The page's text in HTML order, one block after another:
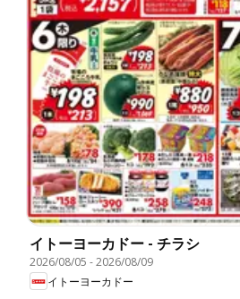
イトーヨーカドー - チラシ
2026/08/05 -2026/08/09
イトーヨーカドー